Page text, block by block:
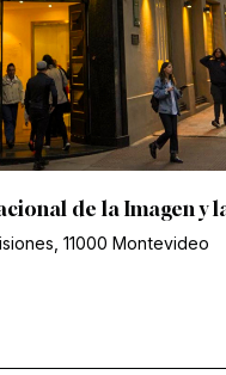
de la Imagen y
11000 Montevideo